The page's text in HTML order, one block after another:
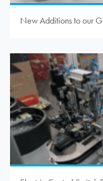
New Additions to our